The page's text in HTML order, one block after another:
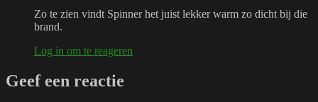
Zo te zien vindt Spinner het juist lekker warm zo dicht bij die
brand.
Log in om te reageren
Geef een reactie